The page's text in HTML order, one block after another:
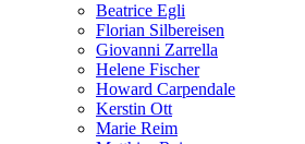
Beatrice Egli
Florian Silbereisen
Giovanni Zarrella
Helene Fischer
Howard Carpendale
Kerstin Ott
Marie Reim